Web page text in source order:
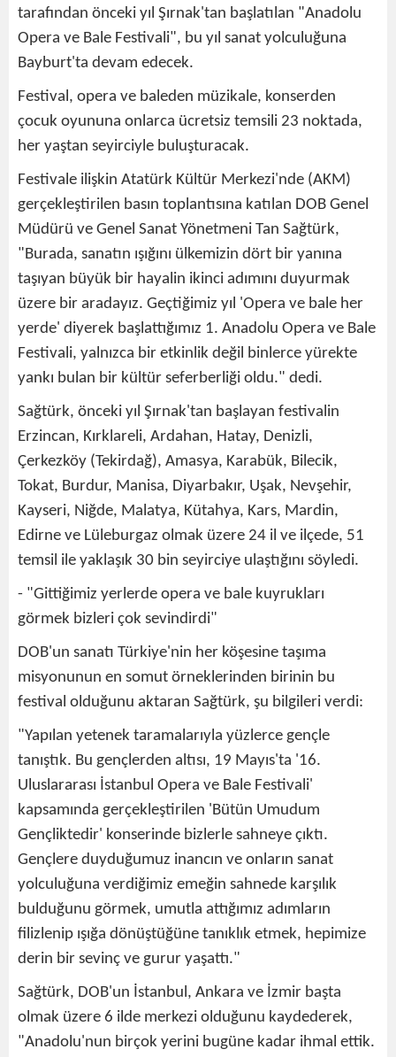
tarafından önceki yıl Şırnak'tan başlatılan "Anadolu
Opera ve Bale Festivali", bu yıl sanat yolculuğuna
Bayburt'ta devam edecek.
Festival, opera ve baleden müzikale, konserden
çocuk oyununa onlarca ücretsiz temsili 23 noktada,
her yaştan seyirciyle buluşturacak.
Festivale ilişkin Atatürk Kültür Merkezi'nde (AKM)
gerçekleştirilen basın toplantısına katılan DOB Genel
Müdürü ve Genel Sanat Yönetmeni Tan Sağtürk,
"Burada, sanatın ışığını ülkemizin dört bir yanına
taşıyan büyük bir hayalin ikinci adımını duyurmak
üzere bir aradayız. Geçtiğimiz yıl 'Opera ve bale her
yerde' diyerek başlattığımız 1. Anadolu Opera ve Bale
Festivali, yalnızca bir etkinlik değil binlerce yürekte
yankı bulan bir kültür seferberliği oldu." dedi.
Sağtürk, önceki yıl Şırnak'tan başlayan festivalin
Erzincan, Kırklareli, Ardahan, Hatay, Denizli,
Çerkezköy (Tekirdağ), Amasya, Karabük, Bilecik,
Tokat, Burdur, Manisa, Diyarbakır, Uşak, Nevşehir,
Kayseri, Niğde, Malatya, Kütahya, Kars, Mardin,
Edirne ve Lüleburgaz olmak üzere 24 il ve ilçede, 51
temsil ile yaklaşık 30 bin seyirciye ulaştığını söyledi.
- "Gittiğimiz yerlerde opera ve bale kuyrukları
görmek bizleri çok sevindirdi"
DOB'un sanatı Türkiye'nin her köşesine taşıma
misyonunun en somut örneklerinden birinin bu
festival olduğunu aktaran Sağtürk, şu bilgileri verdi:
"Yapılan yetenek taramalarıyla yüzlerce gençle
tanıştık. Bu gençlerden altısı, 19 Mayıs'ta '16.
Uluslararası İstanbul Opera ve Bale Festivali'
kapsamında gerçekleştirilen 'Bütün Umudum
Gençliktedir' konserinde bizlerle sahneye çıktı.
Gençlere duyduğumuz inancın ve onların sanat
yolculuğuna verdiğimiz emeğin sahnede karşılık
bulduğunu görmek, umutla attığımız adımların
filizlenip ışığa dönüştüğüne tanıklık etmek, hepimize
derin bir sevinç ve gurur yaşattı."
Sağtürk, DOB'un İstanbul, Ankara ve İzmir başta
olmak üzere 6 ilde merkezi olduğunu kaydederek,
"Anadolu'nun birçok yerini bugüne kadar ihmal ettik.